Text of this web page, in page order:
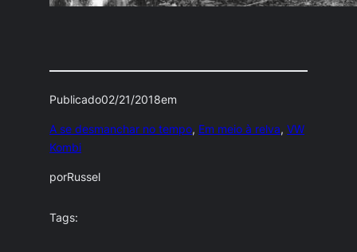
Publicado02/21/2018em
A se desmanchar no tempo, Em meio à relva, VW
Kombi
porRussel
Tags: